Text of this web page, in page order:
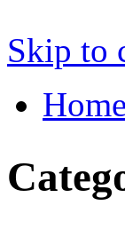
Skip to
Home